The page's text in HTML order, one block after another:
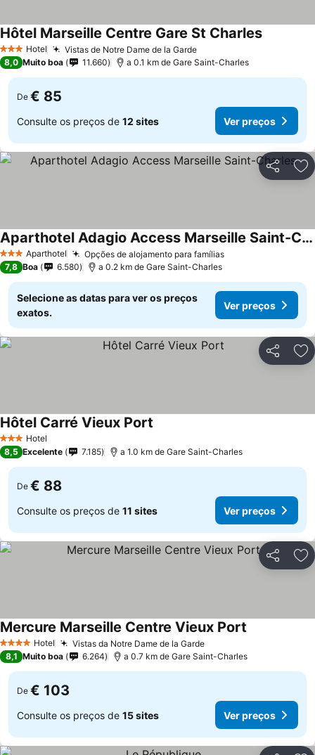
3 EstrelasHotel Vistas de Notre Dame de la GardeVer preços
Hôtel Marseille Centre Gare St CharlesVer
8,0 Muito boa 11.660 a 0.1 km de Gare Saint-Charles
De € 85
Consulte os preços de 12 sites Ver preços
Partilhar
3 EstrelasAparthotel Opções de alojamento para famíliasVer preços
Aparthotel Adagio Access Marseille Saint-Charles
Ver preços
7,8 Boa 6.580 a 0.2 km de Gare Saint-Charles
Selecione as datas para ver os preços
exatos.
Ver preços
Partilhar
3 EstrelasHotel
Hôtel Carré Vieux Port
8,5 Excelente 7.185 a 1.0 km de Gare Saint-Charles
De € 88
Consulte os preços de 11 sites Ver preços
Partilhar
4 EstrelasHotel Vistas da Notre Dame de la GardeVer preços
Mercure Marseille Centre Vieux Port
8,1 Muito boa 6.264 a 0.7 km de Gare Saint-Charles
De € 103
Consulte os preços de 15 sites Ver preços